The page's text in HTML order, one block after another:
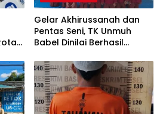
‎Gelar Akhirussanah dan
Pentas Seni, TK Unmuh
Babel Dinilai Berhasil